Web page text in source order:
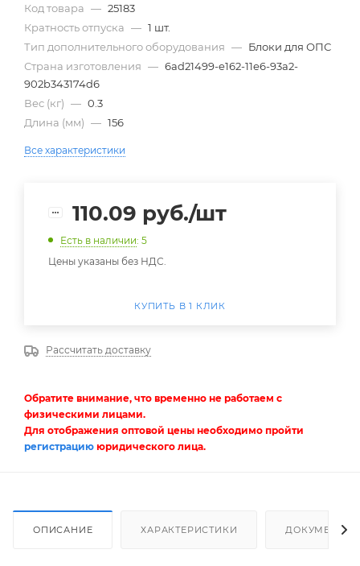
Код товара — 25183
Кратность отпуска — 1 шт.
Тип дополнительного оборудования — Блоки для ОПС
Страна изготовления — 6ad21499-e162-11e6-93a2-
902b343174d6
Вес (кг) — 0.3
Длина (мм) — 156
Все характеристики
110.09 руб./шт
Есть в наличии: 5
Цены указаны без НДС.
КУПИТЬ В 1 КЛИК
Рассчитать доставку
Обратите внимание, что временно не работаем с
физическими лицами.
Для отображения оптовой цены необходимо пройти
регистрацию юридического лица.
ОПИСАНИЕ ХАРАКТЕРИСТИКИ ДОКУМЕНТЫ